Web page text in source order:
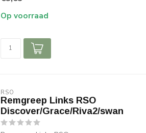
Op voorraad
RSO
Remgreep Links RSO
Discover/Grace/Riva2/swan